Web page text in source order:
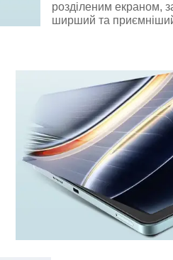
розділеним екраном,
ширший та